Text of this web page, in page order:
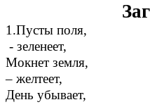
1.Пусты
-
Мокнет
– желтеет,
День